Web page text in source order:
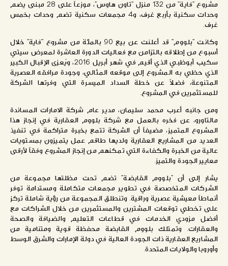
مشروع "فاية" من 132 منزل "تاون هاوس"، موزعاً على 28 مبنى يضم
وحدات سكنية بأربع غرف، و4 مجمعات سكنية تضم وحدات بخمس
غرف.
وكانت "بلووم" قد أعلنت عن بيع 90 بالمئة من مشروع "فاية" خلال
أسبوع من إطلاقه بالتزامن مع فعاليات الدورة العاشرة لمعرض سيتي
سكيب أبوظبي الذي أقيم في شهر أبريل 2016، ويُعزى الإقبال الكبير
الذي حظي به المشروع إلى موقعه المثالي، وجودة مرافقه العصرية
المتنوعة، فضلاً عن خطة السداد الميسرة التي وفرتها الشركة
للمستثمرين في المشروع.
ومن جانبه أعرب محمد سليمان، مدير عام شركة الامارات المساندة
مالتاورو، عن فخره بالعمل مع شركة بلووم العقارية في إنجاز هذا
المشروع المتميز، مضيفاً أن الشركة تتمع بخبرة متراكمة في تنفيذ
العديد من المشاريع العقارية ولديها طاقم عمل يتميزون بمستويات
عالية من الخبرة والكفاءة التي تمكنهم من إنجاز المشروع وفقاً لأرقى
معايير الجودة والتميز.
يشار إلى أن "بلووم القابضة" تضم تحت مظلتها مجموعة من
الشركات المتخصصة في تطوير مجمعات متكاملة ومستدامة توفر
أنماطاً معيشية عصرية وراقية. وتنطلق المجموعة من رؤية شاملة تركز
على تخطي توقعات المشترين والمستثمرين من خلال الشراكات مع
أفضل مزودي الخدمات في قطاعات التعليم والضيافة والصحة
والعقارات. وتمتلك بلووم القابضة محفظة قوية ومتنامية من
المشاريع العقارية ذات الجودة العالية في دولة الإمارات والشرق الوسط
وأوروبا والولايات المتحدة.